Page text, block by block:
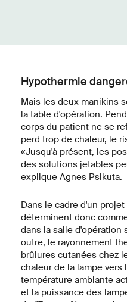
Hypothermie
Mais les deux manikins
la table d'opération.
corps du patient ne se
perd trop de chaleur, le
«Jusqu'à présent, les
des solutions jetables
explique Agnes Psikuta.
Dans le cadre d'un
déterminent donc
dans la salle d'opération
outre, le rayonnement
brûlures cutanées chez
chaleur de la lampe
température ambiante
et la puissance des